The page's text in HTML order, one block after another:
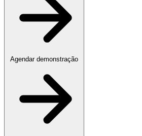
Agendar demonstração